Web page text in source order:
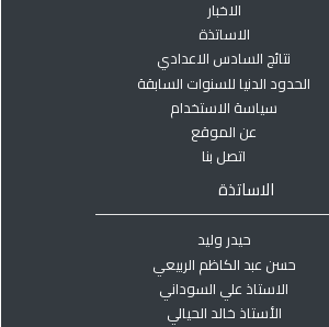
الاخبار
الاساتذة
نتائج السادس الاعدادي
الحدود الدنيا للسنوات السابقة
سياسة الاستخدام
عن الموقع
اتصل بنا
الاساتذة
حيدر وليد
حسن عبد الكاظم الربيعي
الاستاذ علي السوداني
الأستاذ خالد الحيالي